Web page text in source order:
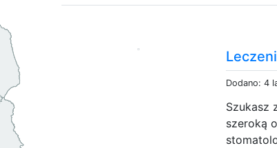
Dodano: 4
Szukasz
szeroką